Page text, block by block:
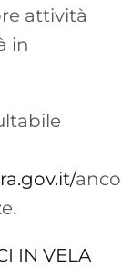
attività
in
IN VELA